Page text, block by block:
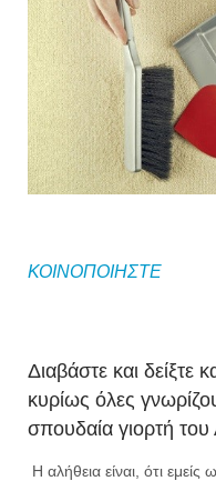
ΚΟΙΝΟΠΟΙΗΣΤΕ
Διαβάστε και δείξτε
κυρίως όλες
σπουδαία γιορτή του
Η αλήθεια είναι, ότι